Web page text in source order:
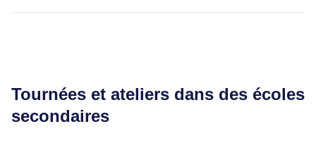
Tournées et ateliers dans des écoles
secondaires